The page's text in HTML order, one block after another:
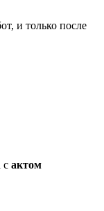
и только после
с актом